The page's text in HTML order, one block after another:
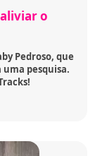
o
Pedroso, que
uma pesquisa.